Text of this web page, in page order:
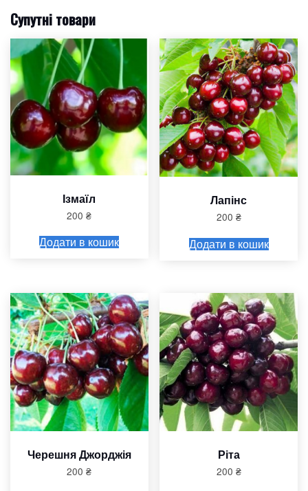
Супутні товари
Ізмаїл
200₴
Додати в кошик
Лапінс
200 ₴
Додати в кошик
Черешня Джорджія
200₴
Ріта
200 ₴